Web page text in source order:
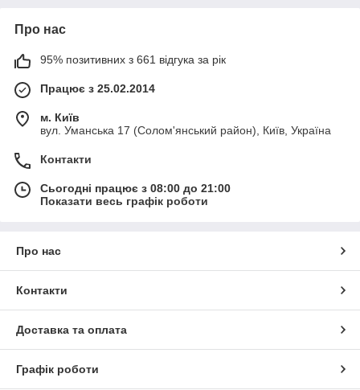
Про нас
95% позитивних з 661 відгука за рік
Працює з 25.02.2014
м. Київ
вул. Уманська 17 (Солом'янський район), Київ, Україна
Контакти
Сьогодні працює з 08:00 до 21:00
Показати весь графік роботи
Про нас
Контакти
Доставка та оплата
Графік роботи